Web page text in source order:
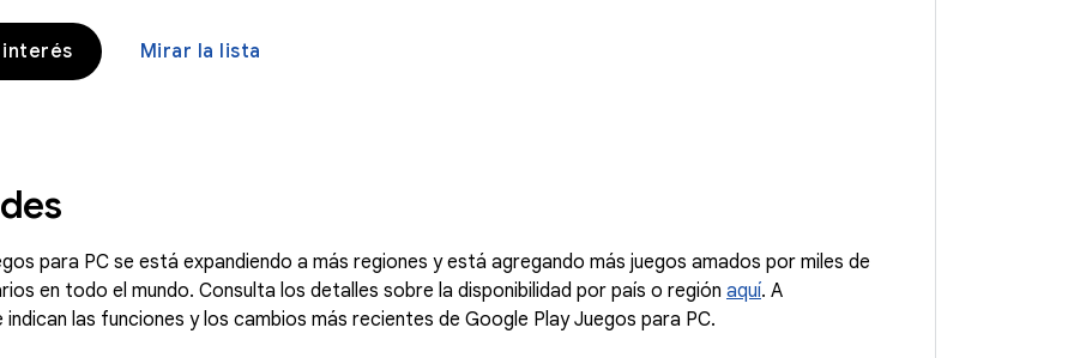
Mirar la lista
para PC se está expandiendo a más regiones y está agregando más juegos amados por miles de
en todo el mundo. Consulta los detalles sobre la disponibilidad por país o región aquí. A
las funciones y los cambios más recientes de Google Play Juegos para PC.